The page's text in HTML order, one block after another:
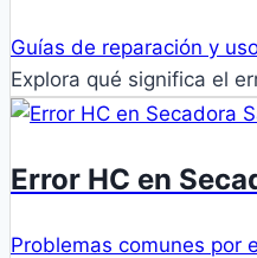
Guías de reparación y
Explora qué significa el
Error HC en
Problemas comunes por